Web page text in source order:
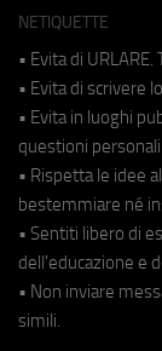
NETIQUETTE
• Evita di
• Evita di scrivere
• Evita in luoghi
questioni personali.
• Rispetta le idee
bestemmiare né
• Sentiti libero di
dell'educazione e
• Non inviare
simili.